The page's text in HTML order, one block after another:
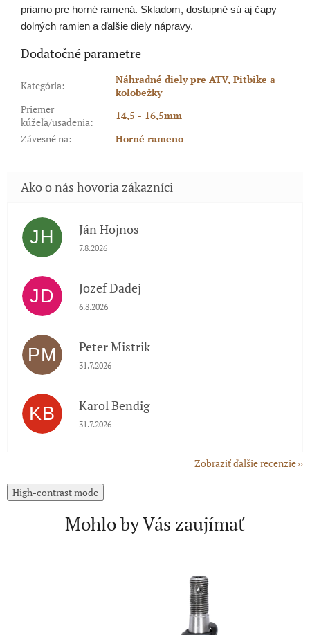
priamo pre horné ramená. Skladom, dostupné sú aj čapy
dolných ramien a ďalšie diely nápravy.
Dodatočné parametre
Kategória:
Náhradné diely pre ATV, Pitbike a
kolobežky
Priemer
kúžeľa/usadenia:
14,5 - 16,5mm
Závesné na: Horné rameno
JH Ján Hojnos
Hodnotenie obchodu je 5 z 5 hviezdičiek.
7.8.2026
JD Jozef Dadej
Hodnotenie obchodu je 5 z 5 hviezdičiek.
6.8.2026
PM Peter Mistrik
Hodnotenie obchodu je 5 z 5 hviezdičiek.
31.7.2026
KB Karol Bendig
Hodnotenie obchodu je 5 z 5 hviezdičiek.
31.7.2026
Zobraziť ďalšie recenzie
High-contrast mode
Mohlo by Vás zaujímať